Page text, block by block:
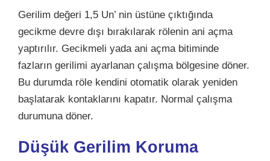
Gerilim değeri 1,5 Un’ nin üstüne çıktığında
gecikme devre dışı bırakılarak rölenin ani açma
yaptırılır. Gecikmeli yada ani açma bitiminde
fazların gerilimi ayarlanan çalışma bölgesine döner.
Bu durumda röle kendini otomatik olarak yeniden
başlatarak kontaklarını kapatır. Normal çalışma
durumuna döner.
Düşük Gerilim Koruma